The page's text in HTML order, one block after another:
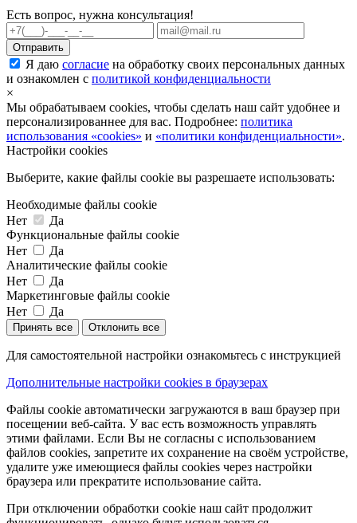
Есть вопрос, нужна консультация!
Я даю согласие на обработку своих персональных данных
и ознакомлен с политикой конфиденциальности
×
Мы обрабатываем cookies, чтобы сделать наш сайт удобнее и
персонализированнее для вас. Подробнее: политика
использования «cookies» и «политики конфиденциальности».
Настройки cookies
Выберите, какие файлы cookie вы разрешаете использовать:
Необходимые файлы cookie
Нет
Да
Функциональные файлы cookie
Нет
Да
Аналитические файлы cookie
Нет
Да
Маркетинговые файлы cookie
Нет
Да
Принять все Отклонить все
Для самостоятельной настройки ознакомьтесь с инструкцией
Дополнительные настройки cookies в браузерах
Файлы cookie автоматически загружаются в ваш браузер при
посещении веб-сайта. У вас есть возможность управлять
этими файлами. Если Вы не согласны с использованием
файлов cookies, запретите их сохранение на своём устройстве,
удалите уже имеющиеся файлы cookies через настройки
браузера или прекратите использование сайта.
При отключении обработки cookie наш сайт продолжит